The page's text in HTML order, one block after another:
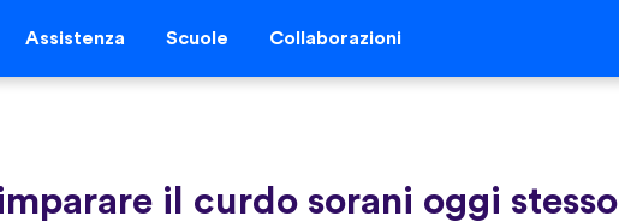
Assistenza Scuole Collaborazioni
il curdo sorani oggi stesso